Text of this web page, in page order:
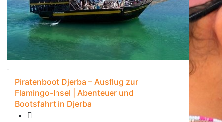
Piratenboot Djerba – Ausflug zur
Flamingo-Insel | Abenteuer und
Bootsfahrt in Djerba